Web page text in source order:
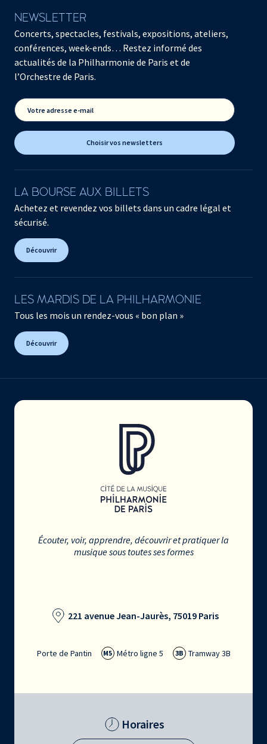
NEWSLETTER
Concerts, spectacles, festivals, expositions, ateliers,
conférences, week-ends… Restez informé des
actualités de la Philharmonie de Paris et de
l’Orchestre de Paris.
Votre adresse e-mail
Choisir vos newsletters
LA BOURSE AUX BILLETS
Achetez et revendez vos billets dans un cadre légal et
sécurisé.
Découvrir
LES MARDIS DE LA PHILHARMONIE
Tous les mois un rendez-vous « bon plan »
Découvrir
Écouter, voir, apprendre, découvrir et pratiquer la
musique sous toutes ses formes
221 avenue Jean-Jaurès, 75019 Paris
Porte de Pantin M5 Métro ligne 5 3B Tramway 3B
Horaires